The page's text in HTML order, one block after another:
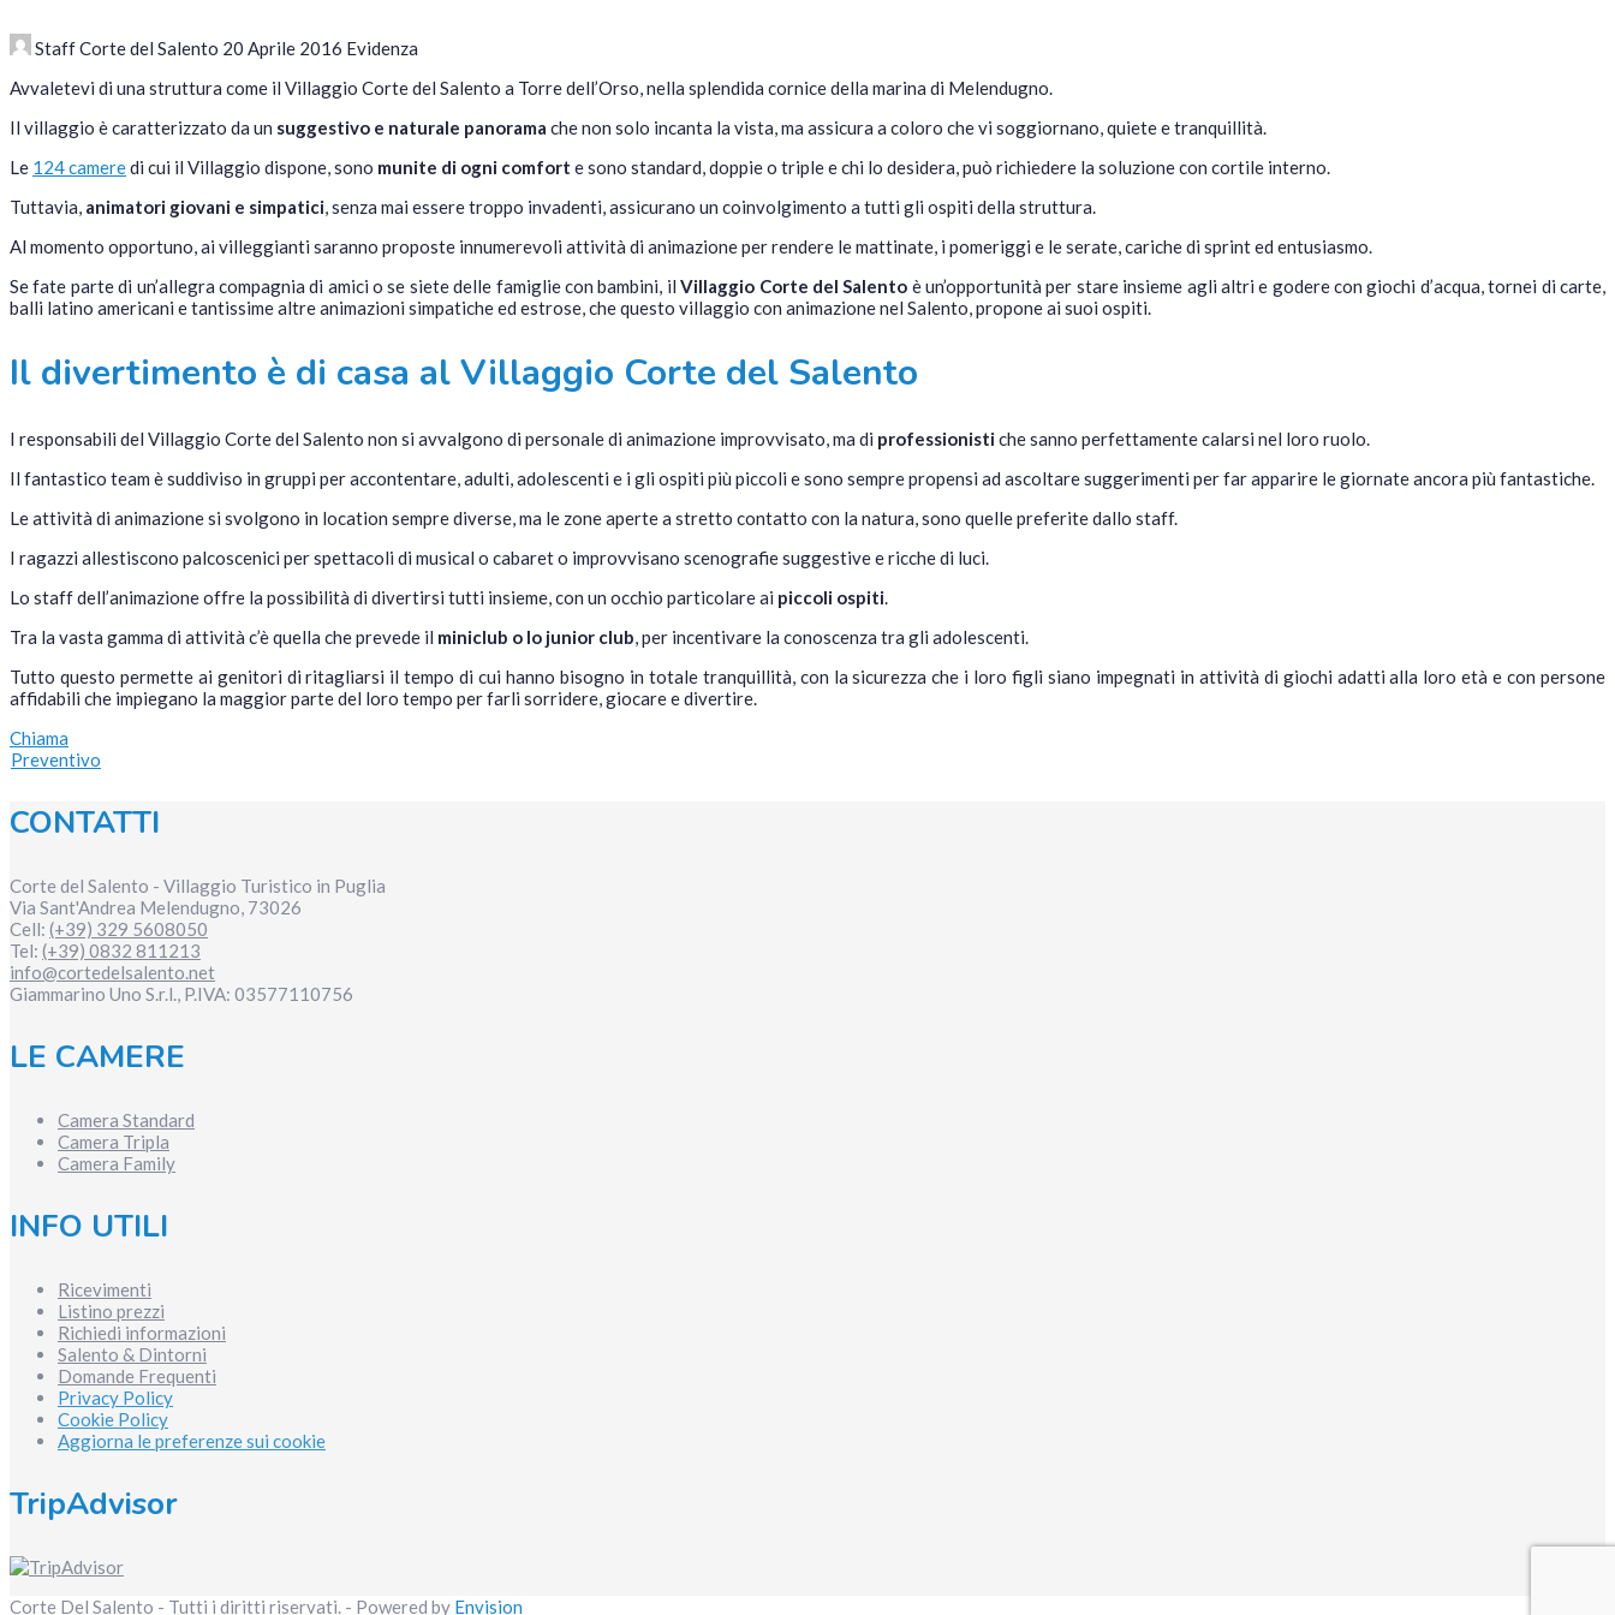
Staff Corte del Salento 20 Aprile 2016 Evidenza
Avvaletevi di una struttura come il Villaggio Corte del Salento a Torre dell’Orso, nella splendida cornice della marina di Melendugno.
Il villaggio è caratterizzato da un suggestivo e naturale panorama che non solo incanta la vista, ma assicura a coloro che vi soggiornano, quiete e tranquillità.
Le 124 cameredi cui il Villaggio dispone, sono munite di ogni comfort e sono standard, doppie o triple e chi lo desidera, può richiedere la soluzione con cortile interno.
Tuttavia, animatori giovani e simpatici, senza mai essere troppo invadenti, assicurano un coinvolgimento a tutti gli ospiti della struttura.
Al momento opportuno, ai villeggianti saranno proposte innumerevoli attività di animazione per rendere le mattinate, i pomeriggi e le serate, cariche di sprint ed entusiasmo.
Se fate parte di un’allegra compagnia di amici o se siete delle famiglie con bambini, ilVillaggio Corte del Salento è un’opportunità per stare insieme agli altri e godere con giochi d’acqua, tornei di carte,
balli latino americani e tantissime altre animazioni simpatiche ed estrose, che questo villaggio con animazione nel Salento, propone ai suoi ospiti.
Il divertimento è di casa al Villaggio Corte del Salento
I responsabili del Villaggio Corte del Salento non si avvalgono di personale di animazione improvvisato, ma di professionistiche sanno perfettamente calarsi nel loro ruolo.
Il fantastico team è suddiviso in gruppi per accontentare, adulti, adolescenti e i gli ospiti più piccoli e sono sempre propensi ad ascoltare suggerimenti per far apparire le giornate ancora più fantastiche.
Le attività di animazione si svolgono in location sempre diverse, ma le zone aperte a stretto contatto con la natura, sono quelle preferite dallo staff.
I ragazzi allestiscono palcoscenici per spettacoli di musical o cabaret o improvvisano scenografie suggestive e ricche di luci.
Lo staff dell’animazione offre la possibilità di divertirsi tutti insieme, con un occhio particolare ai piccoli ospiti.
Tra la vasta gamma di attività c’è quella che prevede il miniclub o lo junior club, per incentivare la conoscenza tra gli adolescenti.
Tutto questo permette ai genitori di ritagliarsi il tempo di cui hanno bisogno in totale tranquillità, con la sicurezza che i loro figli siano impegnati in attività di giochi adatti alla loro età e con persone
affidabili che impiegano la maggior parte del loro tempo per farli sorridere, giocare e divertire.
Chiama
Preventivo
CONTATTI
Corte del Salento - Villaggio Turistico in Puglia
Via Sant'Andrea Melendugno, 73026
Cell: (+39) 329 5608050
Tel: (+39) 0832 811213
info@cortedelsalento.net
Giammarino Uno S.r.l., P.IVA: 03577110756
LE CAMERE
Camera Standard
Camera Tripla
Camera Family
INFO UTILI
Ricevimenti
Listino prezzi
Richiedi informazioni
Salento & Dintorni
Domande Frequenti
Privacy Policy
Cookie Policy
Aggiorna le preferenze sui cookie
TripAdvisor
Corte Del Salento - Tutti i diritti riservati. - Powered by Envision